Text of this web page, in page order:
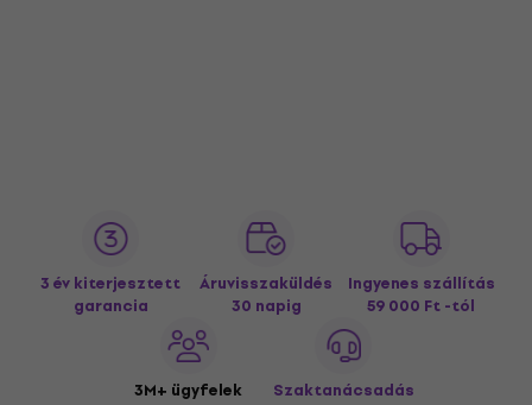
3 év kiterjesztett
garancia
Áruvisszaküldés
30 napig
Ingyenes szállítás
59 000 Ft -tól
3M+ ügyfelek Szaktanácsadás